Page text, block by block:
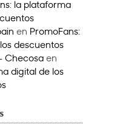
la plataforma
en PromoFans:
descuentos
Checosa en
digital de los